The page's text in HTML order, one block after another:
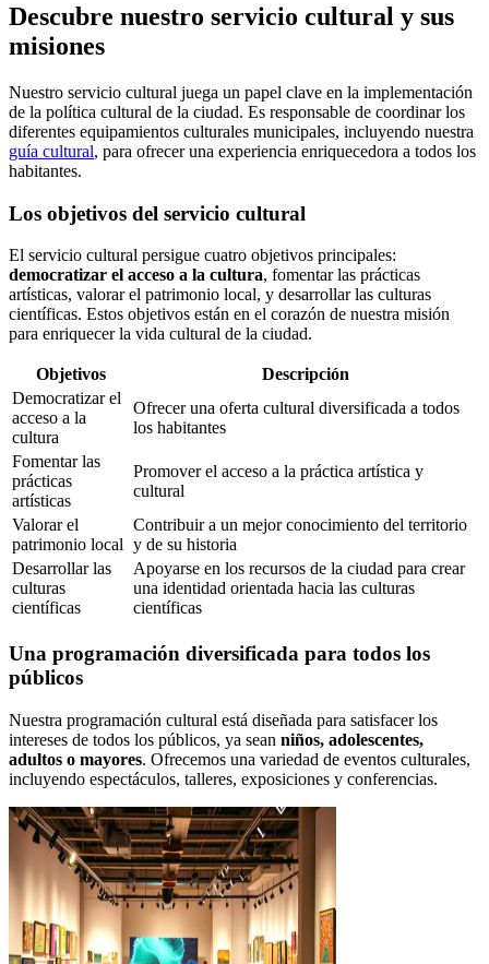
Descubre nuestro servicio cultural y sus
misiones
Nuestro servicio cultural juega un papel clave en la implementación
de la política cultural de la ciudad. Es responsable de coordinar los
diferentes equipamientos culturales municipales, incluyendo nuestra
guía cultural, para ofrecer una experiencia enriquecedora a todos los
habitantes.
Los objetivos del servicio cultural
El servicio cultural persigue cuatro objetivos principales:
democratizar el acceso a la cultura, fomentar las prácticas
artísticas, valorar el patrimonio local, y desarrollar las culturas
científicas. Estos objetivos están en el corazón de nuestra misión
para enriquecer la vida cultural de la ciudad.
Objetivos
Descripción
Democratizar el
acceso a la
cultura
Ofrecer una oferta cultural diversificada a todos
los habitantes
Fomentar las
prácticas
artísticas
Promover el acceso a la práctica artística y
cultural
Valorar el
patrimonio local
Contribuir a un mejor conocimiento del territorio
y de su historia
Desarrollar las
culturas
científicas
Apoyarse en los recursos de la ciudad para crear
una identidad orientada hacia las culturas
científicas
Una programación diversificada para todos los
públicos
Nuestra programación cultural está diseñada para satisfacer los
intereses de todos los públicos, ya sean niños, adolescentes,
adultos o mayores. Ofrecemos una variedad de eventos culturales,
incluyendo espectáculos, talleres, exposiciones y conferencias.